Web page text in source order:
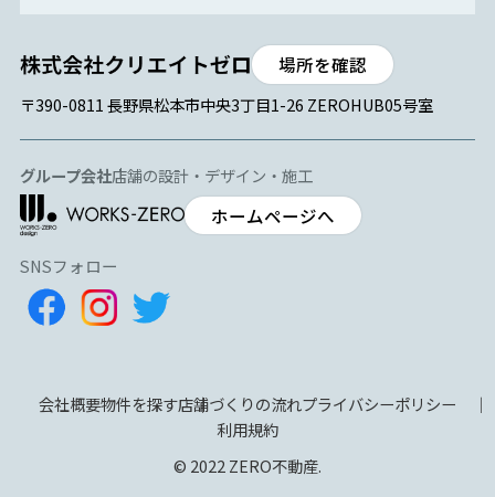
場所を確認
〒390-0811 長野県松本市中央3丁目1-26 ZEROHUB05号室
グループ会社店舗の設計・デザイン・施工
ホームページへ
SNSフォロー
会社概要物件を探す店舗づくりの流れプライバシーポリシー
利用規約
© 2022 ZERO不動産.